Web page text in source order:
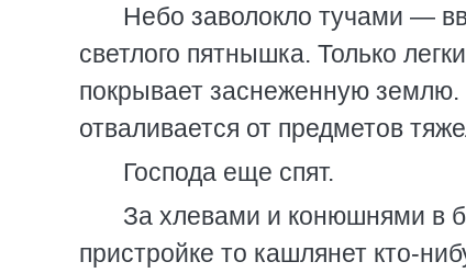
Небо заволокло тучами —
светлого пятнышка. Только
покрывает заснеженную землю.
отваливается от предметов
Господа еще спят.
За хлевами и конюшнями в
пристройке то кашлянет кто-